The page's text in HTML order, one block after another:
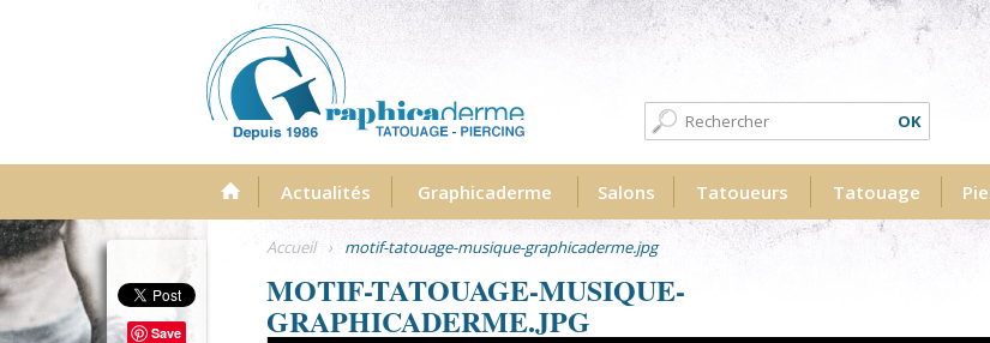
Formulaire de recherche Recherche
Menu Actualités Graphicaderme Salons Tatoueurs Tatouage
Save
Accueil › motif-tatouage-musique-graphicaderme.jpg
MOTIF-TATOUAGE-MUSIQUE-
GRAPHICADERME.JPG